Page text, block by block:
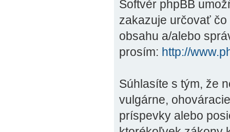
Softvér phpBB
zakazuje určovať
obsahu a/alebo
prosím: http://
Súhlasíte s tým, že
vulgárne,
príspevky alebo